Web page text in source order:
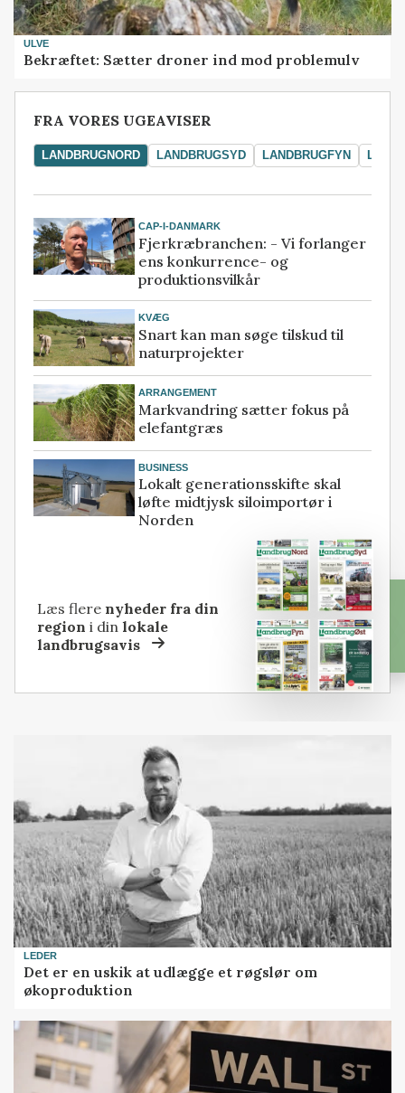
ULVE
Bekræftet: Sætter droner ind mod problemulv
FRA VORES UGEAVISER
LANDBRUGNORD LANDBRUGSYD LANDBRUGFYN
CAP-I-DANMARK
Fjerkræbranchen: - Vi forlanger
ens konkurrence- og
produktionsvilkår
KVÆG
Snart kan man søge tilskud til
naturprojekter
ARRANGEMENT
Markvandring sætter fokus på
elefantgræs
BUSINESS
Lokalt generationsskifte skal
løfte midtjysk siloimportør i
Norden
Læs flere nyheder fra din
region i dinlokale
landbrugsavis
LEDER
Det er en uskik at udlægge et røgslør om
økoproduktion